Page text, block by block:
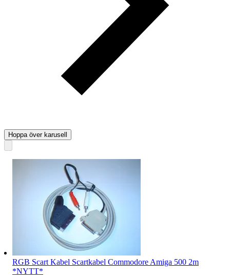
Hoppa över karusell
RGB Scart Kabel Scartkabel Commodore Amiga 500 2m
*NYTT*